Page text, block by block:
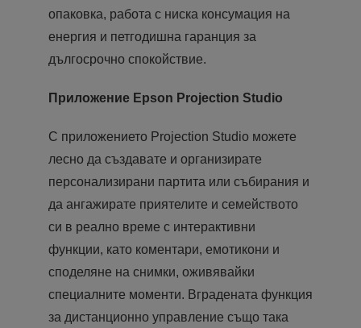
опаковка, работа с ниска консумация на
енергия и петгодишна гаранция за
дългосрочно спокойствие.
Приложение Epson Projection Studio
С приложението Projection Studio можете
лесно да създавате и организирате
персонализирани партита или събирания и
да ангажирате приятелите и семейството
си в реално време с интерактивни
функции, като коментари, емотикони и
споделяне на снимки, оживявайки
специалните моменти. Вградената функция
за дистанционно управление също така